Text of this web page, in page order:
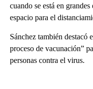
cuando se está en
espacio para el
Sánchez también destacó
proceso de vacunación”
personas contra el virus.